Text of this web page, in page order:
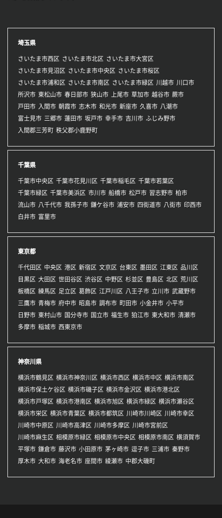
埼玉県
さいたま市西区 さいたま市北区
さいたま市大宮区
さいたま市見沼区
さいたま市中央区
さいたま市桜区
さいたま市浦和区
さいたま市南区 さいたま市緑区 川越市 川口市
所沢市 東松山市 春日部市 狭山市 上尾市 草加市 越谷市 蕨市
戸田市 入間市 朝霞市 志木市 和光市 新座市 久喜市 八潮市
富士見市 三郷市 蓮田市 坂戸市 幸手市 吉川市 ふじみ野市
入間郡三芳町 秩父郡小鹿野町
千葉県
千葉市中央区 千葉市花見川区 千葉市稲毛区 千葉市若葉区
千葉市緑区 千葉市美浜区 市川市 船橋市 松戸市 習志野市 柏市
流山市 八千代市 我孫子市 鎌ケ谷市 浦安市 四街道市 八街市 印西市
白井市 富里市
東京都
千代田区 中央区 港区 新宿区 文京区 台東区 墨田区 江東区 品川区
目黒区 大田区 世田谷区 渋谷区 中野区 杉並区 豊島区 北区 荒川区
板橋区 練馬区 足立区 葛飾区 江戸川区 八王子市 立川市 武蔵野市
三鷹市 青梅市 府中市 昭島市 調布市 町田市 小金井市 小平市
日野市 東村山市 国分寺市 国立市 福生市 狛江市 東大和市 清瀬市
多摩市 稲城市 西東京市
神奈川県
横浜市鶴見区 横浜市神奈川区 横浜市西区 横浜市中区 横浜市南区
横浜市保土ケ谷区 横浜市磯子区 横浜市金沢区 横浜市港北区
横浜市戸塚区 横浜市港南区 横浜市旭区 横浜市緑区 横浜市瀬谷区
横浜市栄区 横浜市青葉区 横浜市都筑区 川崎市川崎区 川崎市幸区
川崎市中原区 川崎市高津区 川崎市多摩区 川崎市宮前区
川崎市麻生区 相模原市緑区 相模原市中央区 相模原市南区 横須賀市
平塚市 鎌倉市 藤沢市 小田原市 茅ヶ崎市 逗子市 三浦市 秦野市
厚木市 大和市 海老名市 座間市 綾瀬市 中郡大磯町